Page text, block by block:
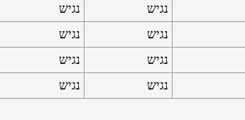
נגיש נגיש
נגיש נגיש
נגיש נגיש
נגיש נגיש